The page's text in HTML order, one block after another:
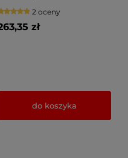
przegubach
2 oceny
zł
do koszyka